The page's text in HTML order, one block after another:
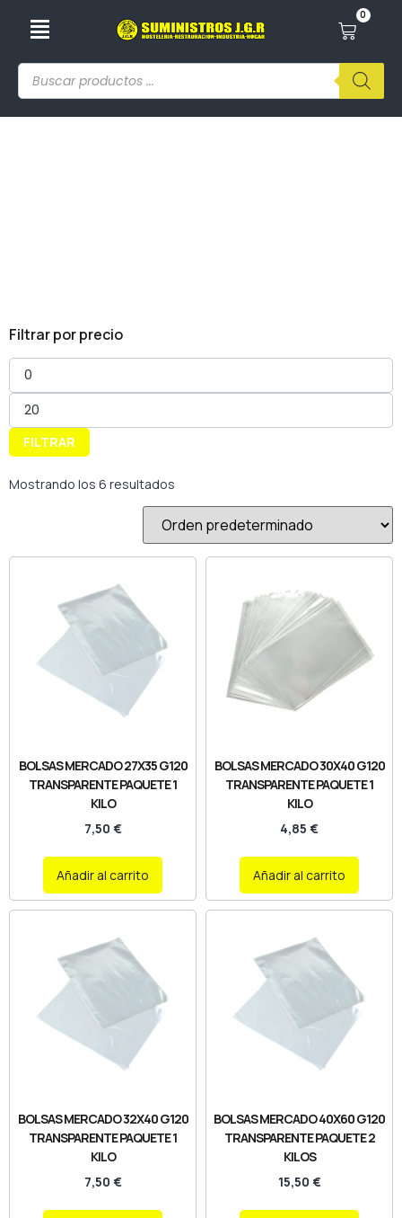
0
Filtrar por precio
FILTRAR
Mostrando los 6 resultados
BOLSAS MERCADO 27X35 G120
TRANSPARENTE PAQUETE 1
KILO
7,50 €
Añadir al carrito
BOLSAS MERCADO 30X40 G120
TRANSPARENTE PAQUETE 1
KILO
4,85 €
Añadir al carrito
BOLSAS MERCADO 32X40 G120
TRANSPARENTE PAQUETE 1
KILO
7,50 €
BOLSAS MERCADO 40X60 G120
TRANSPARENTE PAQUETE 2
KILOS
15,50 €